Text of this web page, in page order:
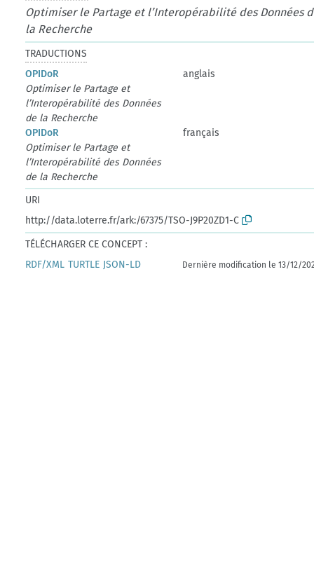
Optimiser le Partage et l’Interopérabilité des Données
la Recherche
TRADUCTIONS
OPIDoR
anglais
Optimiser le Partage et
l’Interopérabilité des Données
de la Recherche
OPIDoR
français
Optimiser le Partage et
l’Interopérabilité des Données
de la Recherche
URI
http://data.loterre.fr/ark:/67375/TSO-J9P20ZD1-C
TÉLÉCHARGER CE CONCEPT :
RDF/XML TURTLE JSON-LD Dernière modification le 13/12/